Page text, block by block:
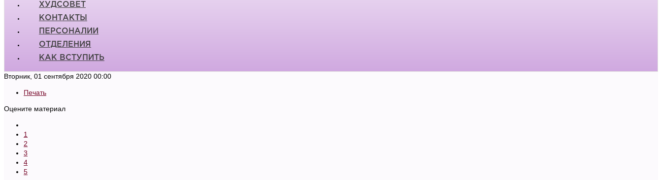
ХУДСОВЕТ
КОНТАКТЫ
ПЕРСОНАЛИИ
ОТДЕЛЕНИЯ
КАК ВСТУПИТЬ
Вторник, 01 сентября 2020 00:00
Печать
Оцените материал
1
2
3
4
5